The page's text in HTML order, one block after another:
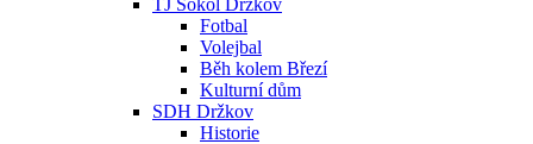
TJ Sokol Držkov
Fotbal
Volejbal
Běh kolem Březí
Kulturní dům
SDH Držkov
Historie